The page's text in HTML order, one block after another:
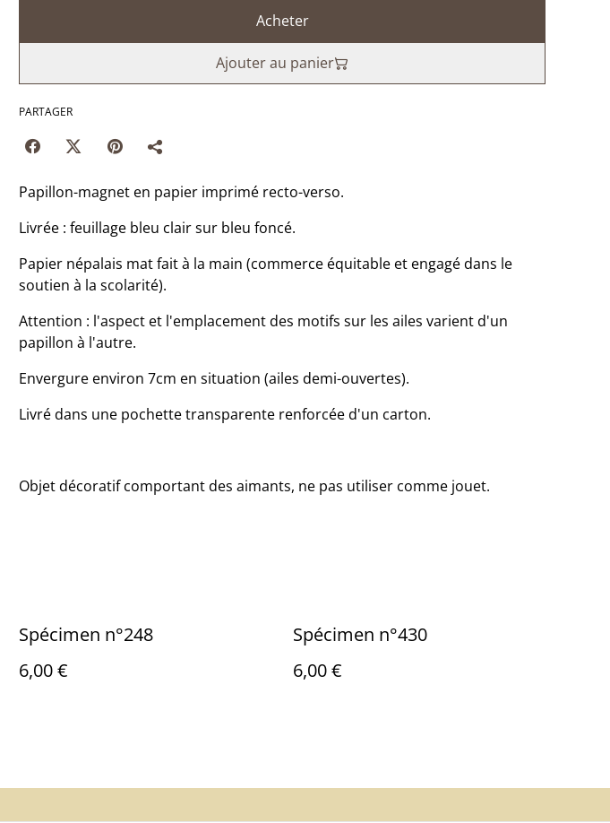
Acheter
Ajouter au panier
PARTAGER
Papillon-magnet en papier imprimé recto-verso.
Livrée : feuillage bleu clair sur bleu foncé.
Papier népalais mat fait à la main (commerce équitable et engagé dans le
soutien à la scolarité).
Attention : l'aspect et l'emplacement des motifs sur les ailes varient d'un
papillon à l'autre.
Envergure environ 7cm en situation (ailes demi-ouvertes).
Livré dans une pochette transparente renforcée d'un carton.
Objet décoratif comportant des aimants, ne pas utiliser comme jouet.
Spécimen n°248
6,00 €
Spécimen n°430
6,00 €